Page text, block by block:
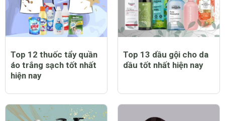
Top 12 thuốc tẩy quần
áo trắng sạch tốt nhất
hiện nay
Top 13 dầu gội cho da
dầu tốt nhất hiện nay